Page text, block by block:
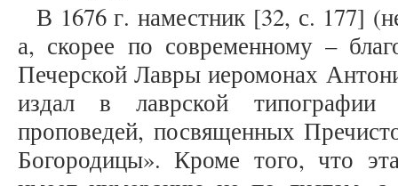
В 1676 г. наместник [32, с. 177]
а, скорее по современному –
Печерской Лавры иеромонах
издал в лаврской типографии
проповедей, посвященных
Богородицы». Кроме того, что